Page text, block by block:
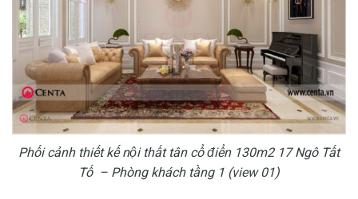
Phối cảnh thiết kế nội thất tân cổ điển 130m2 17 Ngô Tất
Tố – Phòng khách tầng 1 (view 01)